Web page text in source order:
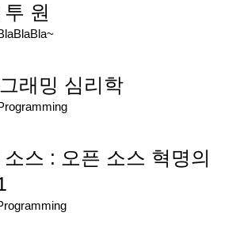
원
래밍 심리학
스 : 오픈 소스 혁명의